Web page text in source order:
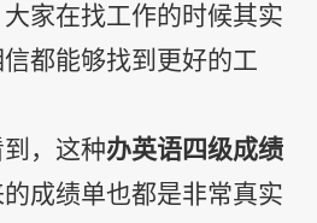
家在找工作的时候其实
都能够找到更好的工
，这种办英语四级成绩
成绩单也都是非常真实